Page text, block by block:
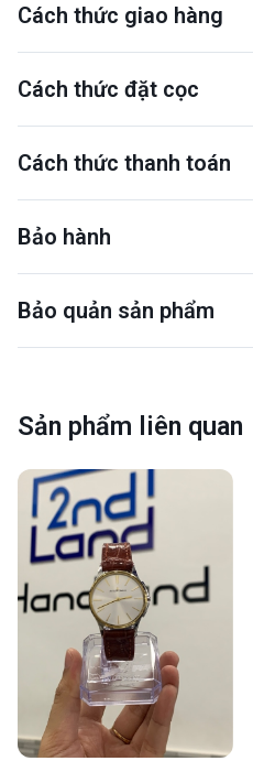
Cách thức giao hàng
Cách thức đặt cọc
Cách thức thanh toán
Bảo hành
Bảo quản sản phẩm
Sản phẩm liên quan